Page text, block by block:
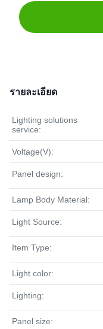
รายละเอียด
Lighting solutions
service:
Voltage(V):
Panel design:
Lamp Body Material:
Light Source:
Item Type:
Light color:
Lighting:
Panel size: